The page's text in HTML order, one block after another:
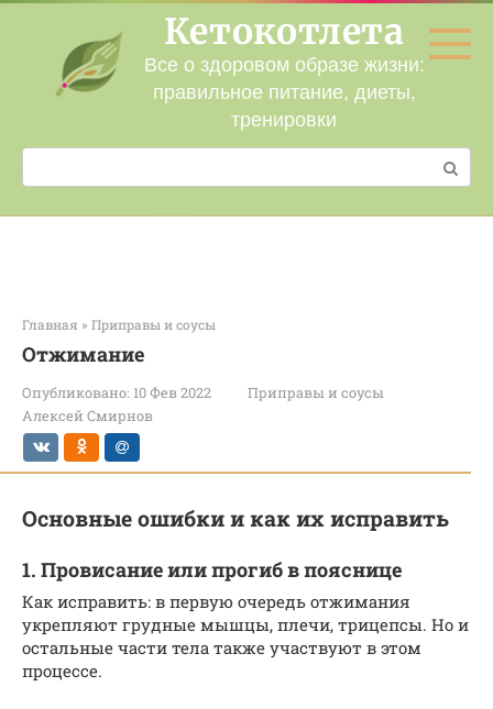
Перейти
контенту
Кетокотлета
Все о здоровом образе жизни:
правильное питание, диеты,
тренировки
Поиск:
Главная » Приправы и соусы
Отжимание
Опубликовано: 10 Фев 2022
Приправы и соусы
Алексей Смирнов
Основные ошибки и как их исправить
1. Провисание или прогиб в пояснице
Как исправить: в первую очередь отжимания
укрепляют грудные мышцы, плечи, трицепсы. Но и
остальные части тела также участвуют в этом
процессе.